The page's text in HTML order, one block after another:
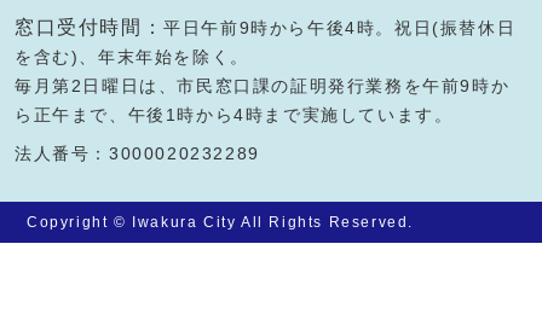
窓口受付時間：平日午前9時から午後4時。祝日(振替休日
を含む)、年末年始を除く。
毎月第2日曜日は、市民窓口課の証明発行業務を午前9時か
ら正午まで、午後1時から4時まで実施しています。
法人番号：3000020232289
Copyright © Iwakura City All Rights Reserved.